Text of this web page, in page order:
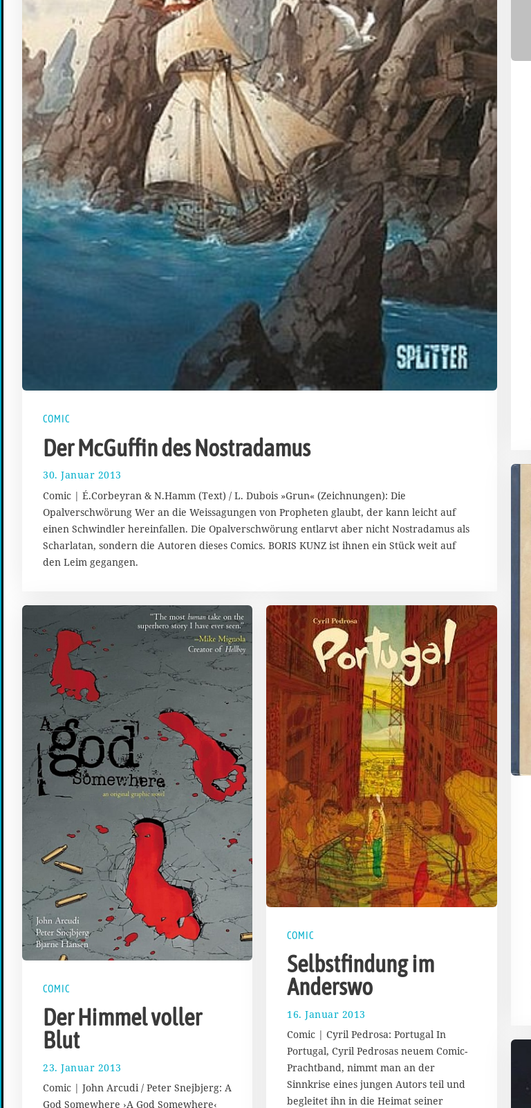
COMIC
Der McGuffin des Nostradamus
30. Januar 2013
.
J
u
l
i
2
4
Comic | É.Corbeyran & N.Hamm (Text) / L. Dubois »Grun« (Zeichnungen): Die
Opalverschwörung Wer an die Weissagungen von Propheten glaubt, der kann leicht auf
einen Schwindler hereinfallen. Die Opalverschwörung entlarvt aber nicht Nostradamus als
Scharlatan, sondern die Autoren dieses Comics. BORIS KUNZ ist ihnen ein Stück weit auf
den Leim gegangen.
COMIC
Der Himmel voller
Blut
23. Januar 2013
.
Comic | John Arcudi / Peter Snejbjerg: A
God Somewhere ›A God Somewhere‹
COMIC
Selbstfindung im
Anderswo
16. Januar 2013
.
F
e
b
r
u
Comic | Cyril Pedrosa: Portugal In
Portugal, Cyril Pedrosas neuem Comic-
Prachtband, nimmt man an der
Sinnkrise eines jungen Autors teil und
begleitet ihn in die Heimat seiner